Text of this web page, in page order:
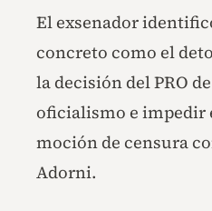
El exsenador
concreto como el
la decisión del PRO
oficialismo e impedir
moción de censura
Adorni.